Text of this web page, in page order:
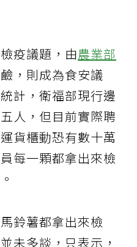
疫議題，由農業部
，則成為食安議
計，衛福部現行邊
人，但目前實際聘
貨櫃動恐有數十萬
每一顆都拿出來檢
鈴薯都拿出來檢
未多談，只表示，